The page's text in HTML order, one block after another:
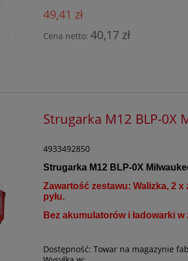
49,41 zł
Cena netto: 40,17 zł
Strugarka M12 BLP-0X
4933492850
Strugarka M12 BLP-0X
Zawartość zestawu: Walizka, 2
pyłu.
Bez akumulatorów i ładowarki w
Dostępność: Towar na magazynie